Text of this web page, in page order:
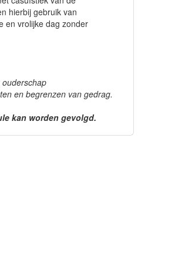
hierbij gebruik van
en vrolijke dag zonder
en begrenzen van gedrag.
kan worden gevolgd.